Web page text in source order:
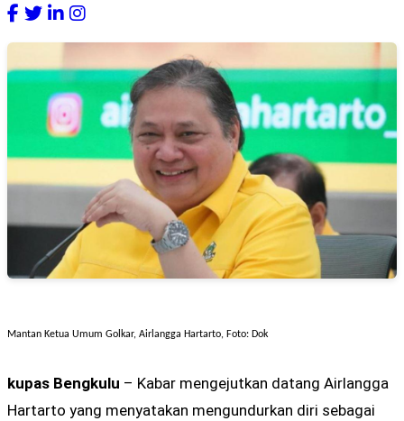
Mantan Ketua Umum Golkar, Airlangga Hartarto, Foto: Dok
kupas Bengkulu – Kabar mengejutkan datang Airlangga
Hartarto yang menyatakan mengundurkan diri sebagai